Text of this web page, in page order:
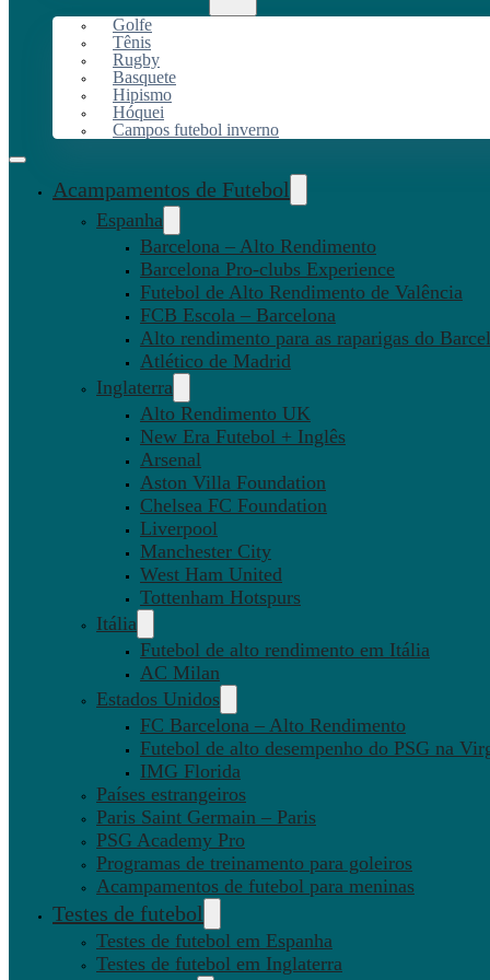
Golfe
Tênis
Rugby
Basquete
Hipismo
Hóquei
Campos futebol inverno
Acampamentos de Futebol
Espanha
Barcelona – Alto Rendimento
Barcelona Pro-clubs Experience
Futebol de Alto Rendimento de Valência
FCB Escola – Barcelona
Alto rendimento para as raparigas do
Atlético de Madrid
Inglaterra
Alto Rendimento UK
New Era Futebol + Inglês
Arsenal
Aston Villa Foundation
Chelsea FC Foundation
Liverpool
Manchester City
West Ham United
Tottenham Hotspurs
Itália
Futebol de alto rendimento em Itália
AC Milan
Estados Unidos
FC Barcelona – Alto Rendimento
Futebol de alto desempenho do PSG na
IMG Florida
Países estrangeiros
Paris Saint Germain – Paris
PSG Academy Pro
Programas de treinamento para goleiros
Acampamentos de futebol para meninas
Testes de futebol
Testes de futebol em Espanha
Testes de futebol em Inglaterra